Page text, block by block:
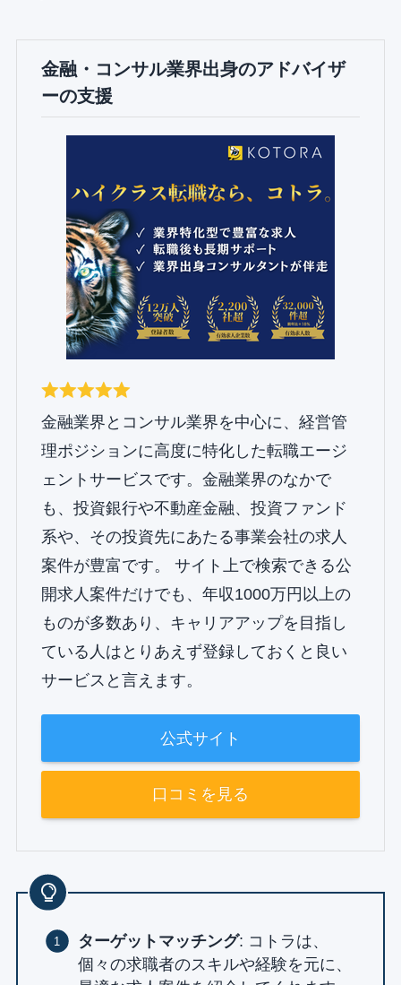
金融・コンサル業界出身のアドバイザ
ーの支援
金融業界とコンサル業界を中心に、経営管
理ポジションに高度に特化した転職エージ
ェントサービスです。金融業界のなかで
も、投資銀行や不動産金融、投資ファンド
系や、その投資先にあたる事業会社の求人
案件が豊富です。 サイト上で検索できる公
開求人案件だけでも、年収1000万円以上の
ものが多数あり、キャリアアップを目指し
ている人はとりあえず登録しておくと良い
サービスと言えます。
公式サイト
口コミを見る
ターゲットマッチング: コトラは、
個々の求職者のスキルや経験を元に、